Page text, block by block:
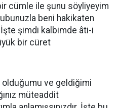
cümle ile şu­nu söyliyeyim
beni hakikaten
İşte şimdi kalbimde âti-i
bir cüret
olduğumu ve geldiğimi
müteaddit